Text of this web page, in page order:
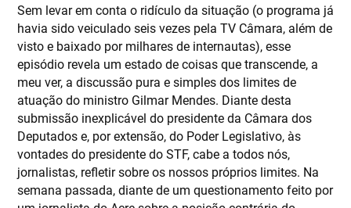
Sem levar em conta o ridículo da situação (o programa já
havia sido veiculado seis vezes pela TV Câmara, além de
visto e baixado por milhares de internautas), esse
episódio revela um estado de coisas que transcende, a
meu ver, a discussão pura e simples dos limites de
atuação do ministro Gilmar Mendes. Diante desta
submissão inexplicável do presidente da Câmara dos
Deputados e, por extensão, do Poder Legislativo, às
vontades do presidente do STF, cabe a todos nós,
jornalistas, refletir sobre os nossos próprios limites. Na
semana passada, diante de um questionamento feito por